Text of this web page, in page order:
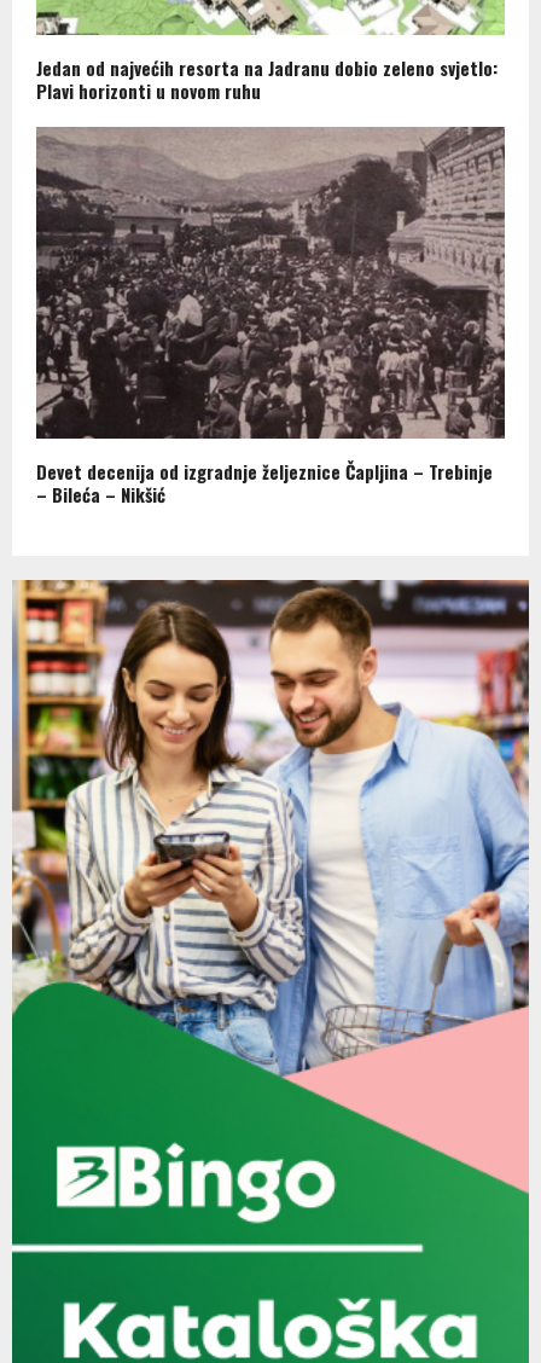
Jedan od najvećih resorta na Jadranu dobio zeleno svjetlo:
Plavi horizonti u novom ruhu
Devet decenija od izgradnje željeznice Čapljina – Trebinje
– Bileća – Nikšić